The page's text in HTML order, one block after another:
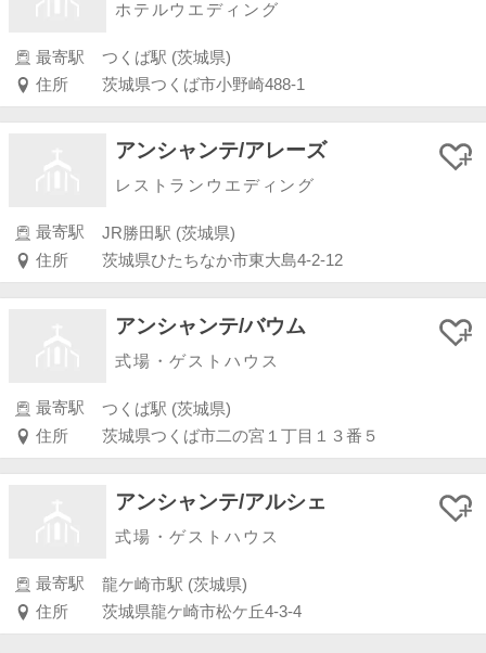
ホテルウエディング
最寄駅
つくば駅 (茨城県)
住所
茨城県つくば市小野崎488-1
アンシャンテ/アレーズ
レストランウエディング
最寄駅
JR勝田駅 (茨城県)
住所
茨城県ひたちなか市東大島4-2-12
アンシャンテ/バウム
式場・ゲストハウス
最寄駅
つくば駅 (茨城県)
住所
茨城県つくば市二の宮１丁目１３番５
アンシャンテ/アルシェ
式場・ゲストハウス
最寄駅
龍ケ崎市駅 (茨城県)
住所
茨城県龍ケ崎市松ケ丘4-3-4